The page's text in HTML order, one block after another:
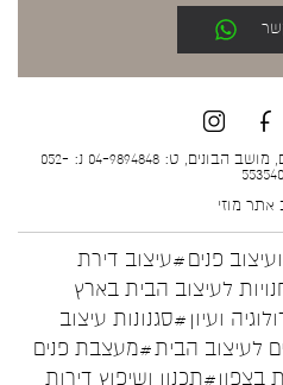
הילית קרש עיצוב ואדריכלות פנים, מושב הבונים, ט: 04-9894848 נ: 052-
אתר מוזי
פנים#עיצוב דירת
לעיצוב הבית בארץ
ועיון #סגנונות עיצוב
לעיצוב הבית#מעצבת פנים
בצפון#תכנון ושיפוץ דירות